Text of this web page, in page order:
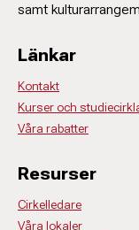
samt
Länkar
Kontakt
Kurser och
Våra rabatter
Resurser
Cirkelledare
Våra lokaler